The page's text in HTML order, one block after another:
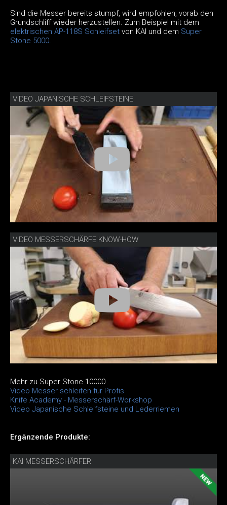
Sind die Messer bereits stumpf, wird empfohlen, vorab den
Grundschliff wieder herzustellen. Zum Beispiel mit dem
elektrischen AP-118S Schleifset von KAI und dem Super
Stone 5000.
VIDEO JAPANISCHE SCHLEIFSTEINE
VIDEO MESSERSCHÄRFE KNOW-HOW
Mehr zu Super Stone 10000
Video Messer schleifen für Profis
Knife Academy - Messerschärf-Workshop
Video Japanische Schleifsteine und Lederriemen
Ergänzende Produkte:
KAI MESSERSCHÄRFER